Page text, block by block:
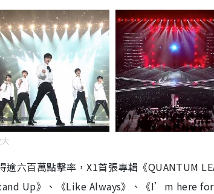
六百萬點擊率，X1首張專輯《QUANTUM
Up》、《Like Always》、《I’m here for